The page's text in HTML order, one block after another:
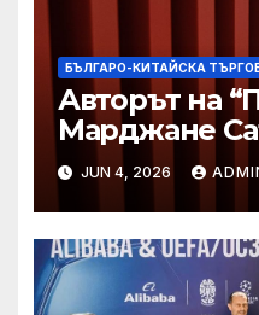
БЪЛГАРО-КИТАЙСКА
Авторът на
Марджане
“от тъга” на
JUN 4, 2026